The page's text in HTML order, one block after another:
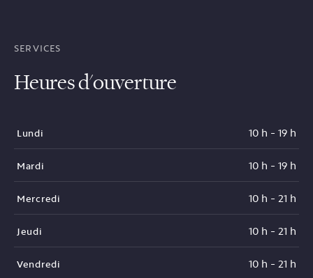
SERVICES
Heures d'ouverture
Lundi 10 h - 19 h
Mardi 10 h - 19 h
Mercredi 10 h - 21 h
Jeudi 10 h - 21 h
Vendredi 10 h - 21 h